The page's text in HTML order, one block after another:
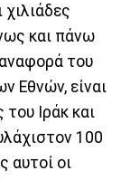
χιλιάδες
και πάνω
του
Εθνών, είναι
Ιράκ και
100
αυτοί οι